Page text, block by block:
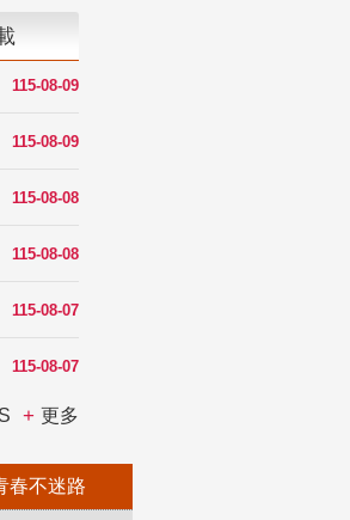
115-08-09
115-08-09
115-08-08
115-08-08
115-08-07
115-08-07
更多
春不迷路